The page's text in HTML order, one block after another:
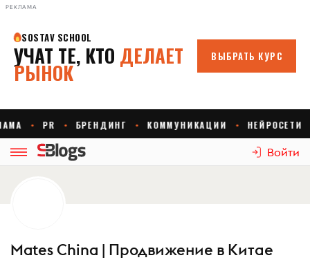
РЕКЛАМА
Войти
Mates China | Продвижение в Китае